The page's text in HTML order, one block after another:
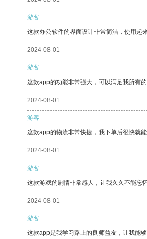
游客
这款办公软件的界面设计非常简洁，使用起
2024-08-01
游客
这款app的功能非常强大，可以满足我所有
2024-08-01
游客
这款app的物流非常快捷，我下单后很快就能
2024-08-01
游客
这款游戏的剧情非常感人，让我久久不能忘怀
2024-08-01
游客
这款app是我学习路上的良师益友，让我能